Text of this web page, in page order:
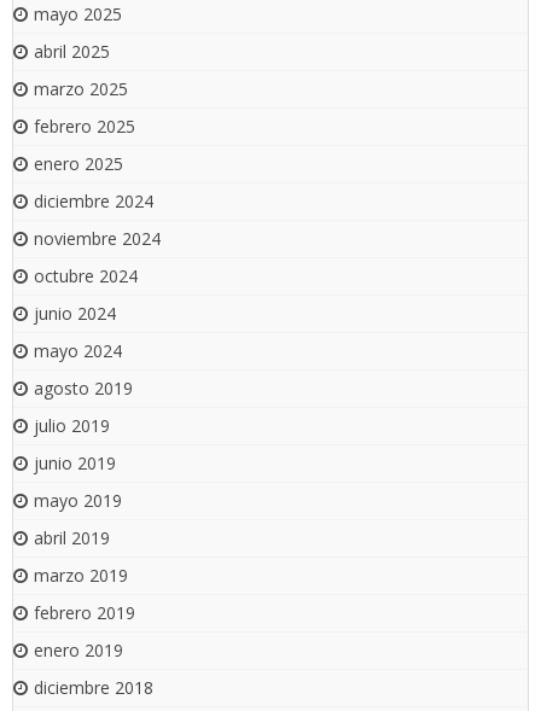
mayo 2025
abril 2025
marzo 2025
febrero 2025
enero 2025
diciembre 2024
noviembre 2024
octubre 2024
junio 2024
mayo 2024
agosto 2019
julio 2019
junio 2019
mayo 2019
abril 2019
marzo 2019
febrero 2019
enero 2019
diciembre 2018